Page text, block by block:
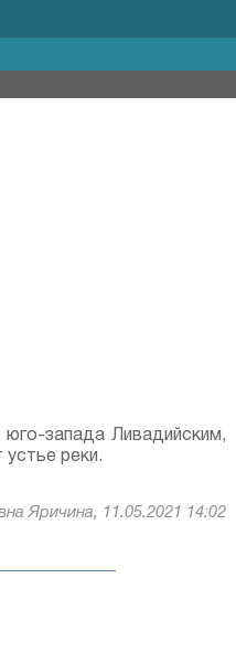
запада Ливадийским,
реки.
Яричина, 11.05.2021 14:02